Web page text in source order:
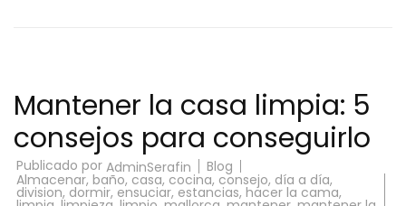
Mantener la casa limpia: 5
consejos para conseguirlo
Publicado por AdminSerafin Blog
Almacenar, baño, casa, cocina, consejo, día a día,
division, dormir, ensuciar, estancias, hacer la cama,